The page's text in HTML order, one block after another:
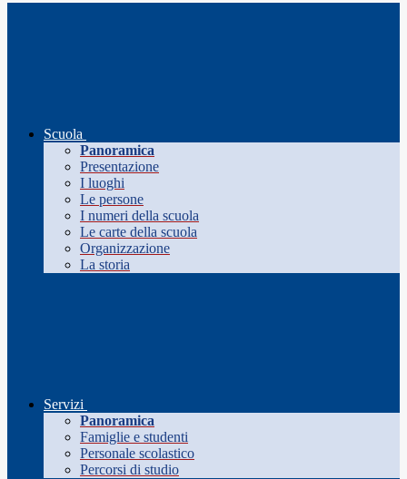
Scuola
Panoramica
Presentazione
I luoghi
Le persone
I numeri della scuola
Le carte della scuola
Organizzazione
La storia
Servizi
Panoramica
Famiglie e studenti
Personale scolastico
Percorsi di studio